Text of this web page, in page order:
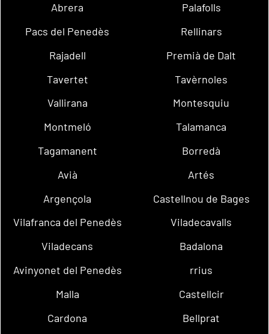
Abrera
Palafolls
Pacs del Penedès
Rellinars
Rajadell
Premià de Dalt
Tavertet
Tavèrnoles
Vallirana
Montesquiu
Montmeló
Talamanca
Tagamanent
Borredà
Avià
Artés
Argençola
Castellnou de Bages
Vilafranca del Penedès
Viladecavalls
Viladecans
Badalona
Avinyonet del Penedès
rrius
Malla
Castellcir
Cardona
Bellprat